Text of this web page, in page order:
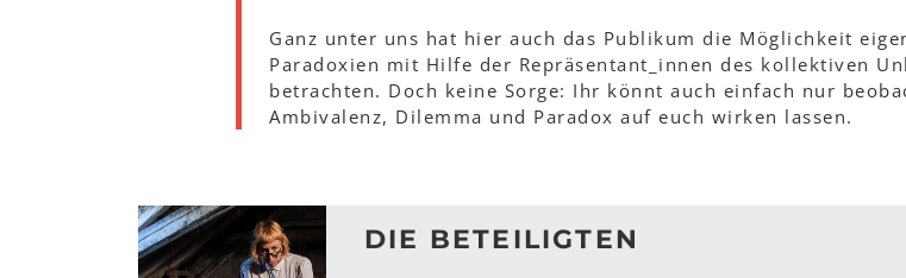
Ganz unter uns hat hier auch das Publikum die Möglichkeit
Paradoxien mit Hilfe der Repräsentant_innen des kollektiven
betrachten. Doch keine Sorge: Ihr könnt auch einfach nur
Ambivalenz, Dilemma und Paradox auf euch wirken lassen.
DIE BETEILIGTEN